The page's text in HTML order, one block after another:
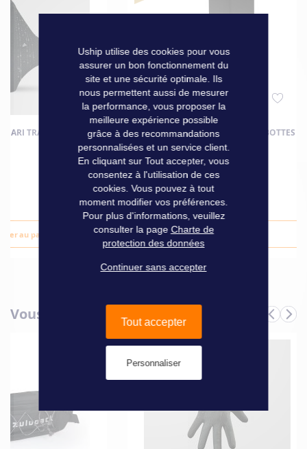
TRAIL DRY NOIRE
au panier
CHAUSSETTES ETANCHES POUR BOTTES -
S - 35/38
59,00 €
Ajouter au panier
Vous aimerez aussi
Uship utilise des cookies pour vous
assurer un bon fonctionnement du
site et une sécurité optimale. Ils
nous permettent aussi de mesurer
la performance, vous proposer la
meilleure expérience possible
grâce à des recommandations
personnalisées et un service client.
En cliquant sur Tout accepter, vous
consentez à l'utilisation de ces
cookies. Vous pouvez à tout
moment modifier vos préférences.
Pour plus d'informations, veuillez
consulter la page Charte de
protection des données
Continuer sans accepter
Tout accepter
Personnaliser